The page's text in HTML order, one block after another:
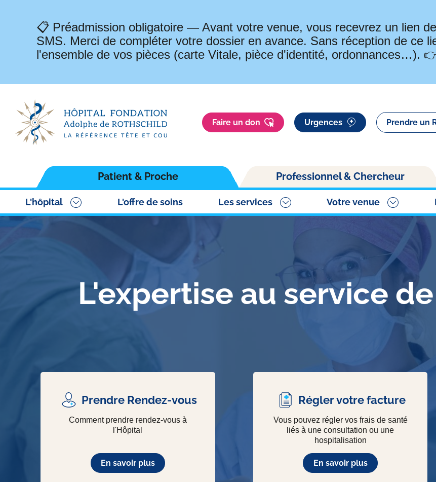
📋 Préadmission obligatoire — Avant votre venue, vous recevrez un lien
SMS. Merci de compléter votre dossier en avance. Sans réception de ce
l'ensemble de vos pièces (carte Vitale, pièce d'identité, ordonnances…).
Faire un don Urgences Prendre un
Patient & Proche
L'hôpital L'offre de soins Les services Votre venue
Professionnel & Chercheur
L'expertise au service
Prendre Rendez-vous
Comment prendre rendez-vous à
l'Hôpital
En savoir plus
Régler votre facture
Vous pouvez régler vos frais de santé
liés à une consultation ou une
hospitalisation
En savoir plus